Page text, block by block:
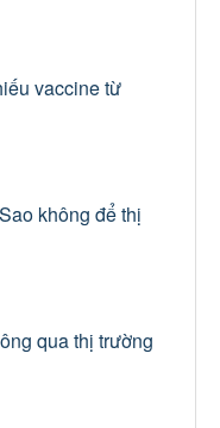
vaccine từ
không để thị
qua thị trường